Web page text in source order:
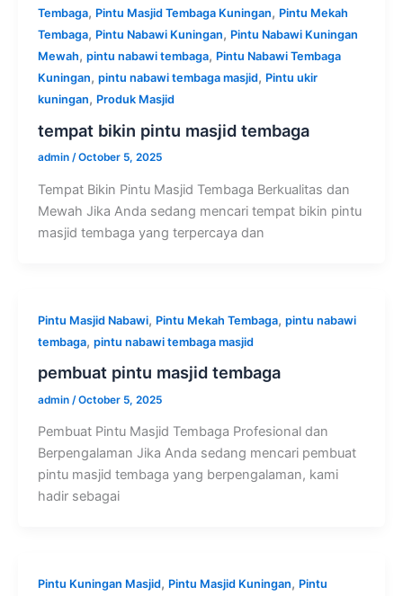
Tembaga, Pintu Masjid Tembaga Kuningan, Pintu Mekah
Tembaga, Pintu Nabawi Kuningan, Pintu Nabawi Kuningan
Mewah, pintu nabawi tembaga, Pintu Nabawi Tembaga
Kuningan, pintu nabawi tembaga masjid, Pintu ukir
kuningan, Produk Masjid
tempat bikin pintu masjid tembaga
admin /October 5, 2025
Tempat Bikin Pintu Masjid Tembaga Berkualitas dan
Mewah Jika Anda sedang mencari tempat bikin pintu
masjid tembaga yang terpercaya dan
Pintu Masjid Nabawi, Pintu Mekah Tembaga, pintu nabawi
tembaga, pintu nabawi tembaga masjid
pembuat pintu masjid tembaga
admin /October 5, 2025
Pembuat Pintu Masjid Tembaga Profesional dan
Berpengalaman Jika Anda sedang mencari pembuat
pintu masjid tembaga yang berpengalaman, kami
hadir sebagai
Pintu Kuningan Masjid, Pintu Masjid Kuningan, Pintu